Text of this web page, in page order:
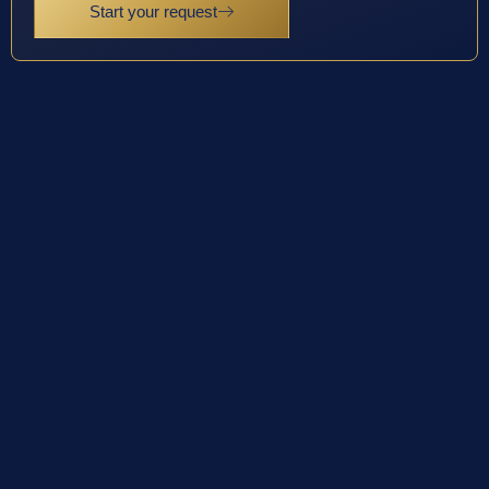
Start your request